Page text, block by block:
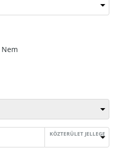
Nem
KÖZTERÜLET JELLEGE